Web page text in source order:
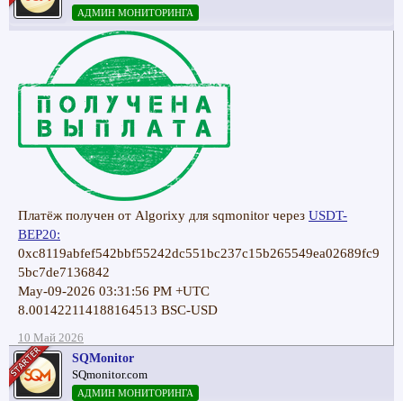
АДМИН МОНИТОРИНГА
Платёж получен от Algorixy для sqmonitor через USDT-
BEP20:
0xc8119abfef542bbf55242dc551bc237c15b265549ea02689fc9
5bc7de7136842
May-09-2026 03:31:56 PM +UTC
8.001422114188164513 BSC-USD
10 Май 2026
SQMonitor
SQmonitor.com
АДМИН МОНИТОРИНГА